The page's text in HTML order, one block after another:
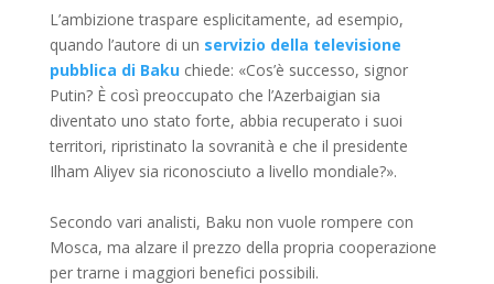
L’ambizione traspare esplicitamente, ad esempio,
quando l’autore di un servizio della televisione
pubblica di Bakuchiede: «Cos’è successo, signor
Putin? È così preoccupato che l’Azerbaigian sia
diventato uno stato forte, abbia recuperato i suoi
territori, ripristinato la sovranità e che il presidente
Ilham Aliyev sia riconosciuto a livello mondiale?».
Secondo vari analisti, Baku non vuole rompere con
Mosca, ma alzare il prezzo della propria cooperazione
per trarne i maggiori benefici possibili.